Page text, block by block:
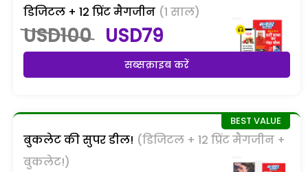
डिजिटल + 12 प्रिंट मैगजीन (1 साल)
USD100 USD79
सब्सक्राइब करें
बुकलेट की सुपर डील! (डिजिटल + 12 प्रिंट मैगजीन +
बुकलेट!)